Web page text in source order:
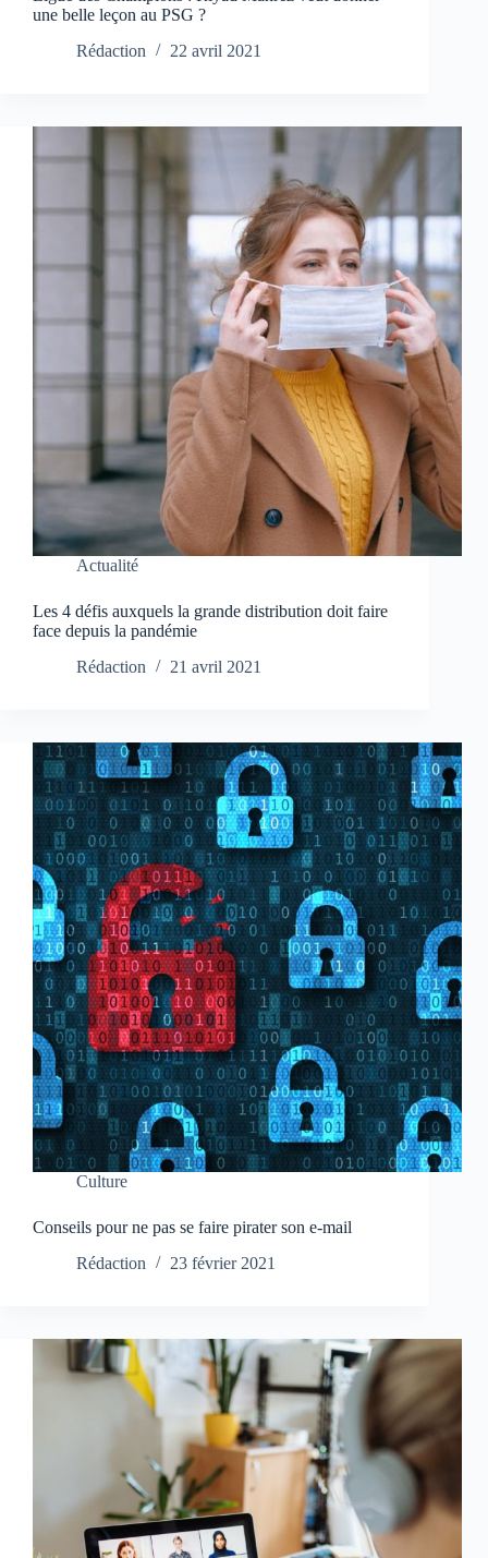
une belle leçon au PSG ?
Rédaction
22 avril 2021
Actualité
Les 4 défis auxquels la grande distribution doit faire
face depuis la pandémie
Rédaction
21 avril 2021
Culture
Conseils pour ne pas se faire pirater son e-mail
Rédaction
23 février 2021